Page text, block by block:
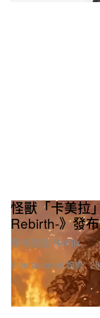
Entertainment 娛樂
怪獸「卡美拉
Rebirth-》發
即將登陸 Netflix。